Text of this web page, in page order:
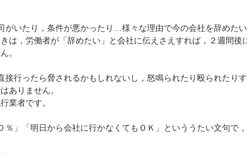
いたり，条件が悪かったり…様々な理由で今の会社を辞めたい
は，労働者が「辞めたい」と会社に伝えさえすれば，２週間後
。
接行ったら脅されるかもしれないし，怒鳴られたり殴られたり
ありません。
業者です。
％」「明日から会社に行かなくてもＯＫ」といううたい文句で